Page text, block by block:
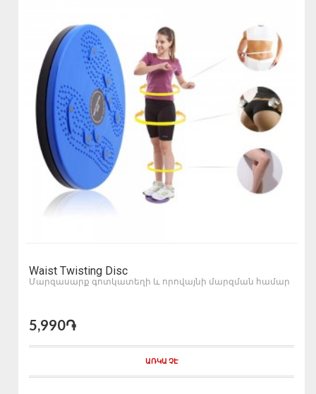
Waist Twisting Disc
Մարզասարք գոտկատեղի և որովայնի մարզման համար
5,990֏
ԱՌԿԱ ՉԷ